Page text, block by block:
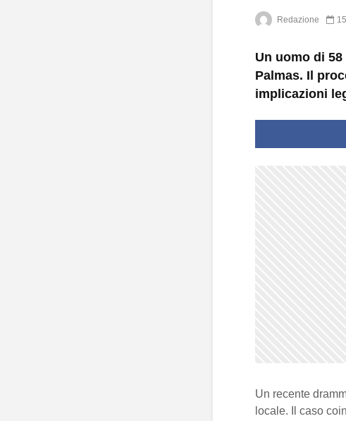
Redazione
Un uomo di
Palmas. Il
implicazioni
Un recente
locale. Il caso